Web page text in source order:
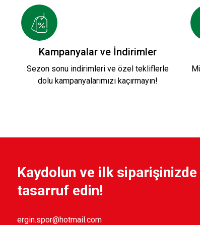
Kampanyalar ve İndirimler
Sezon sonu indirimleri ve özel tekliflerle
dolu kampanyalarımızı kaçırmayın!
Kaydolun ve ilk siparişinizde
tasarruf edin!